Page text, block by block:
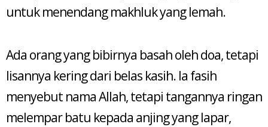
untuk menendang makhluk yang lemah.
Ada orang yang bibirnya basah oleh doa, tetapi
lisannya kering dari belas kasih. Ia fasih
menyebut nama Allah, tetapi tangannya ringan
melempar batu kepada anjing yang lapar,